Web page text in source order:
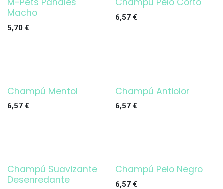
M-Pets Pañales
Macho
5,70 €
Champú Pelo Corto
6,57€
Champú Mentol
6,57 €
Champú Antiolor
6,57€
Champú Suavizante
Desenredante
Champú Pelo Negro
6,57€